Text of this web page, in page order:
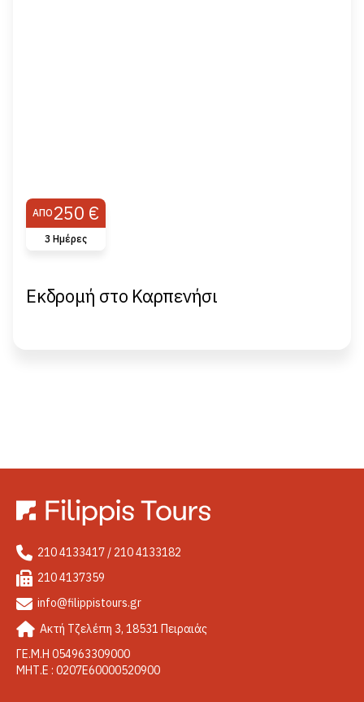
ΑΠΌ 250 €
3 Ημέρες
Εκδρομή στο Καρπενήσι
210 4133417 / 210 4133182
210 4137359
info@filippistours.gr
Ακτή Τζελέπη 3, 18531 Πειραιάς
ΓΕ.Μ.Η 054963309000
ΜΗΤ.Ε : 0207Ε60000520900